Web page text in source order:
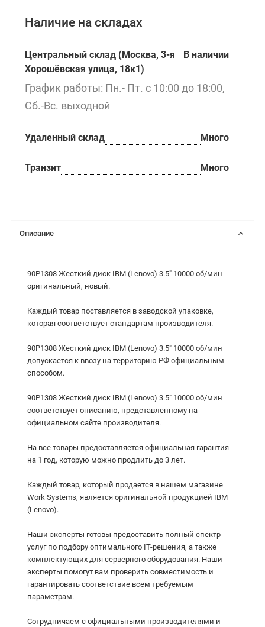
Наличие на складах
Центральный склад (Москва, 3-я
Хорошёвская улица, 18к1)
В наличии
График работы: Пн.- Пт. с 10:00 до 18:00,
Сб.-Вс. выходной
Удаленный склад Много
Транзит Много
Описание
90P1308 Жесткий диск IBM (Lenovo) 3.5" 10000 об/мин
оригинальный, новый.
Каждый товар поставляется в заводской упаковке,
которая соответствует стандартам производителя.
90P1308 Жесткий диск IBM (Lenovo) 3.5" 10000 об/мин
допускается к ввозу на территорию РФ официальным
способом.
90P1308 Жесткий диск IBM (Lenovo) 3.5" 10000 об/мин
соответствует описанию, представленному на
официальном сайте производителя.
На все товары предоставляется официальная гарантия
на 1 год, которую можно продлить до 3 лет.
Каждый товар, который продается в нашем магазине
Work Systems, является оригинальной продукцией IBM
(Lenovo).
Наши эксперты готовы предоставить полный спектр
услуг по подбору оптимального IT-решения, а также
комплектующих для серверного оборудования. Наши
эксперты помогут вам проверить совместимость и
гарантировать соответствие всем требуемым
параметрам.
Сотрудничаем с официальными производителями и